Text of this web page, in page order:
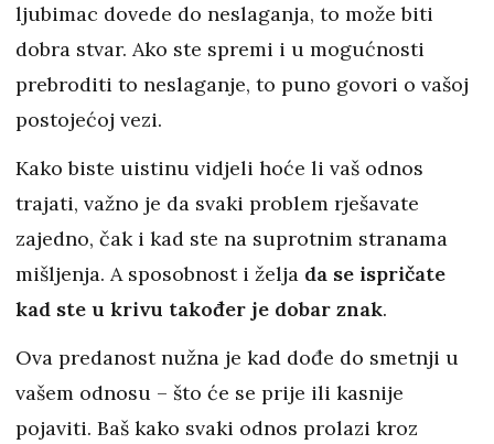
ljubimac dovede do neslaganja, to može biti
dobra stvar. Ako ste spremi i u mogućnosti
prebroditi to neslaganje, to puno govori o vašoj
postojećoj vezi.
Kako biste uistinu vidjeli hoće li vaš odnos
trajati, važno je da svaki problem rješavate
zajedno, čak i kad ste na suprotnim stranama
mišljenja. A sposobnost i želja da se ispričate
kad ste u krivu također je dobar znak.
Ova predanost nužna je kad dođe do smetnji u
vašem odnosu – što će se prije ili kasnije
pojaviti. Baš kako svaki odnos prolazi kroz